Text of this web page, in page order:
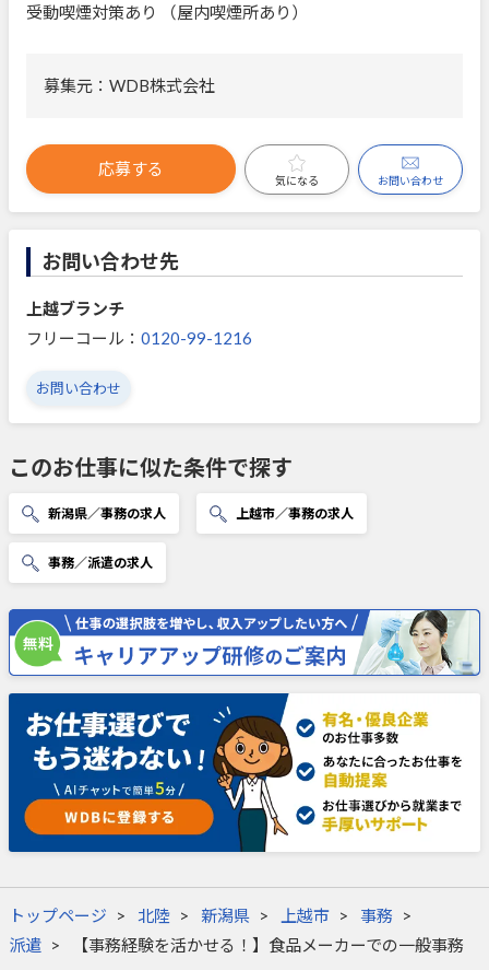
受動喫煙対策あり （屋内喫煙所あり）
募集元：WDB株式会社
応募する
気になる お問い合わせ
お問い合わせ先
上越ブランチ
フリーコール： 0120-99-1216
お問い合わせ
このお仕事に似た条件で探す
新潟県／事務の求人 上越市／事務の求人
事務／派遣の求人
トップページ 北陸 新潟県 上越市
事務
派遣
【事務経験を活かせる！】食品メーカーでの一般事務